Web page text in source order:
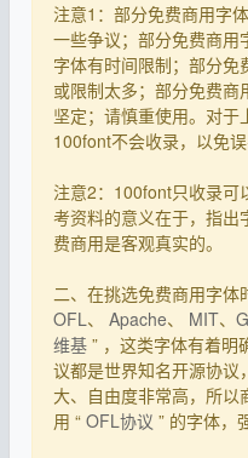
注意1：部分免费商用字
一些争议；部分免费商用
字体有时间限制；部分
或限制太多；部分免费
坚定；请慎重使用。对于
100font不会收录，以免误
注意2：100font只收录可
考资料的意义在于，指出
费商用是客观真实的。
二、在挑选免费商用字体
OFL、 Apache、 MIT、
维基 ” ，这类字体有着明
议都是世界知名开源协议
大、自由度非常高，所以
用 “ OFL协议 ” 的字体，